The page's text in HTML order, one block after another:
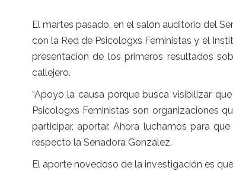
El martes pasado, en el salón auditorio del
con la Red de Psicologxs Feministas y el
presentación de los primeros resultados
callejero.
“Apoyo la causa porque busca visibilizar
Psicologxs Feministas son organizaciones
participar, aportar. Ahora luchamos para
respecto la Senadora González.
El aporte novedoso de la investigación es